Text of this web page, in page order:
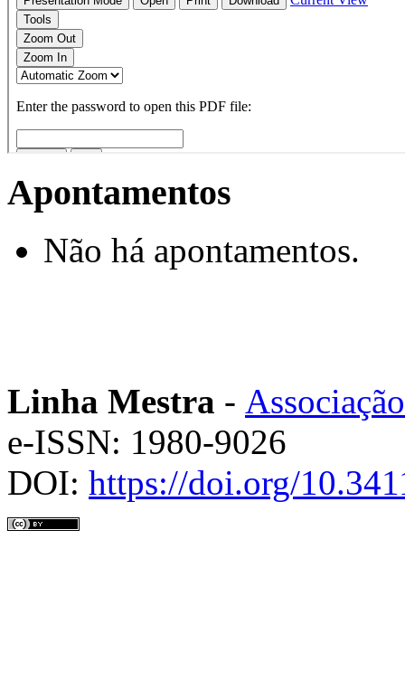
Apontamentos
Não há apontamentos.
Linha Mestra -
e-ISSN: 1980-9026
DOI: https://doi.org/